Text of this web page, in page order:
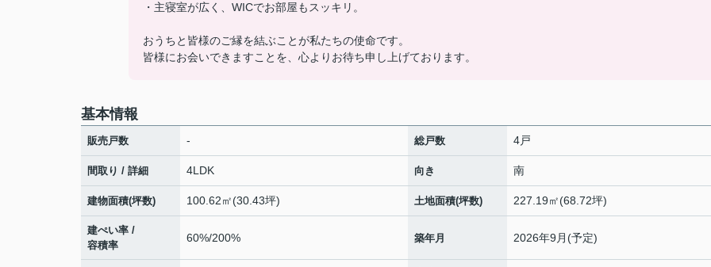
・主寝室が広く、WICでお部屋もスッキリ。
おうちと皆様のご縁を結ぶことが私たちの使命です。
皆様にお会いできますことを、心よりお待ち申し上げております。
基本情報
販売戸数 - 総戸数 4戸
間取り / 詳細 4LDK 向き 南
建物面積(坪数) 100.62㎡(30.43坪) 土地面積(坪数) 227.19㎡(68.72坪)
建ぺい率 /
容積率
60%/200% 築年月 2026年9月(予定)